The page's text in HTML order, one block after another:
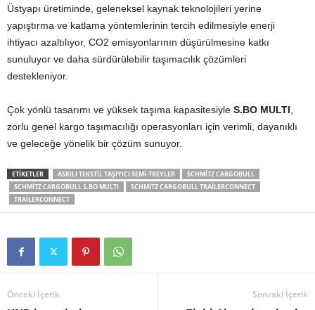
Üstyapı üretiminde, geleneksel kaynak teknolojileri yerine
yapıştırma ve katlama yöntemlerinin tercih edilmesiyle enerji
ihtiyacı azaltılıyor, CO2 emisyonlarının düşürülmesine katkı
sunuluyor ve daha sürdürülebilir taşımacılık çözümleri
destekleniyor.
Çok yönlü tasarımı ve yüksek taşıma kapasitesiyle S.BO MULTI
zorlu genel kargo taşımacılığı operasyonları için verimli, dayanıklı
ve geleceğe yönelik bir çözüm sunuyor.
ETIKETLER ASKILI TEKSTIL TAŞIYICI SEMI-TREYLER
SCHMITZ CARGOBULL
SCHMITZ CARGOBULL S.BO MULTI
SCHMITZ CARGOBULL TRAILERCONNECT
TRAILERCONNECT
Önceki İçerik Sonraki İçerik